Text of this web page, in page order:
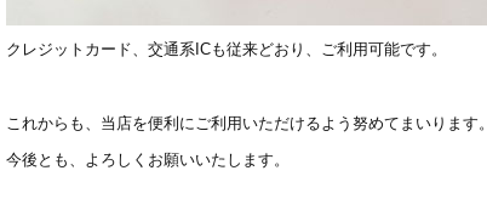
クレジットカード、交通系ICも従来どおり、ご利用可能です。
これからも、当店を便利にご利用いただけるよう努めてまいります。
今後とも、よろしくお願いいたします。